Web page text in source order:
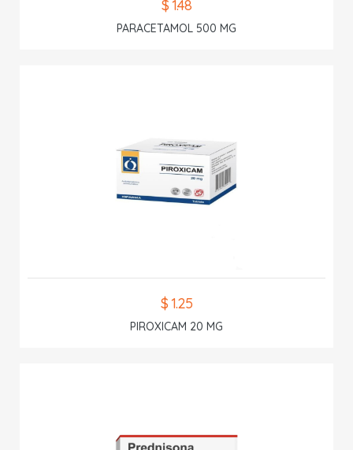
$ 1.48
PARACETAMOL 500 MG
$ 1.25
PIROXICAM 20 MG